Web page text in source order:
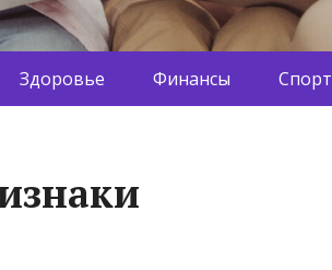
Здоровье Финансы Спорт